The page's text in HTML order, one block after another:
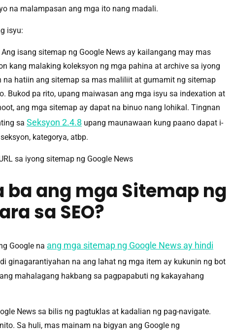
na malampasan ang mga ito nang madali.
isyu:
Ang isang sitemap ng Google News ay kailangang may mas
kang malaking koleksyon ng mga pahina at archive sa iyong
na hatiin ang sitemap sa mas maliliit at gumamit ng sitemap
Bukod pa rito, upang maiwasan ang mga isyu sa indexation at
ang mga sitemap ay dapat na binuo nang lohikal. Tingnan
sa Seksyon 2.4.8 upang maunawaan kung paano dapat i-
kategorya, atbp.
sa iyong sitemap ng Google News
ba ang mga Sitemap ng
sa SEO?
Google na ang mga sitemap ng Google News ay hindi
ginagarantiyahan na ang lahat ng mga item ay kukunin ng bot
mahalagang hakbang sa pagpapabuti ng kakayahang
News sa bilis ng pagtuklas at kadalian ng pag-navigate.
Sa huli, mas mainam na bigyan ang Google ng